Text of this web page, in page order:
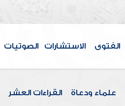
الفتوى الاستشارات الصوتيات
علماء ودعاة القراءات العشر